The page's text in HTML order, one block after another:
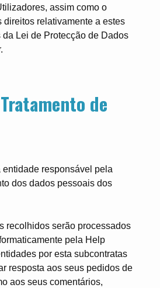
assim como o
direitos relativamente a estes
da Lei de Protecção de Dados
de
entidade responsável pela
dos dados pessoais dos
recolhidos serão processados
pela Help
por esta subcontratas
resposta aos seus pedidos de
aos seus comentários,